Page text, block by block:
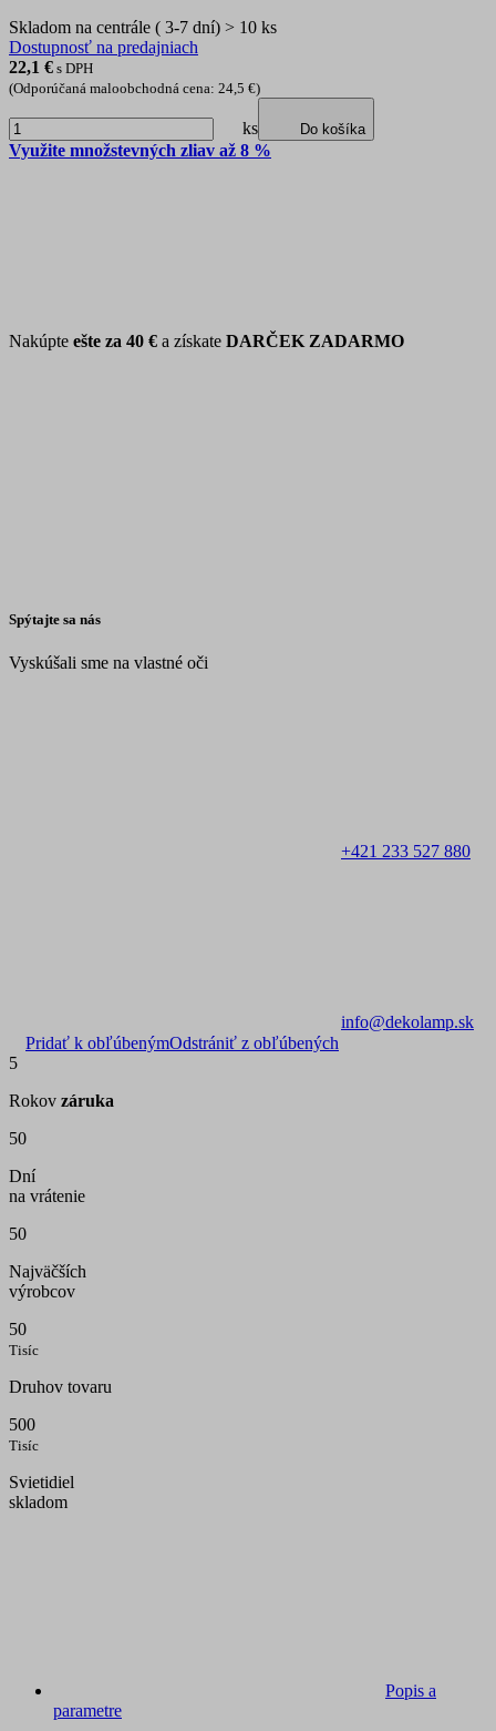
Skladom na centrále ( 3-7 dní) > 10 ks
Dostupnosť na predajniach
22,1 € s DPH
(Odporúčaná maloobchodná cena: 24,5 €)
ks Do košíka
Využite množstevných zliav až 8 %
Nakúpte ešte za 40 € a získate DARČEK ZADARMO
Spýtajte sa nás
Vyskúšali sme na vlastné oči
+421 233 527 880
info@dekolamp.sk
Pridať k obľúbenýmOdstrániť z obľúbených
5
Rokov záruka
50
Dní
na vrátenie
50
Najväčších
výrobcov
50
Tisíc
Druhov tovaru
500
Tisíc
Svietidiel
skladom
Popis a
parametre